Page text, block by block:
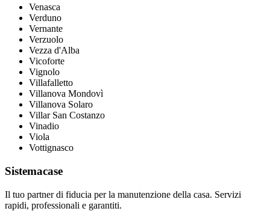
Venasca
Verduno
Vernante
Verzuolo
Vezza d'Alba
Vicoforte
Vignolo
Villafalletto
Villanova Mondovì
Villanova Solaro
Villar San Costanzo
Vinadio
Viola
Vottignasco
Sistemacase
Il tuo partner di fiducia per la manutenzione della casa. Servizi
rapidi, professionali e garantiti.